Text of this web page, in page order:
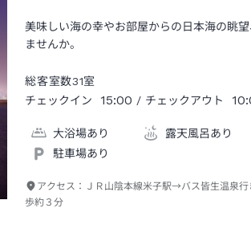
美味しい海の幸やお部屋からの日本海の眺
ませんか。
総客室数31室
チェックイン
15:00 / チェックアウト
大浴場あり 露天風呂あり
駐車場あり
アクセス： ＪＲ山陰本線米子駅→バス皆生温泉
歩約３分